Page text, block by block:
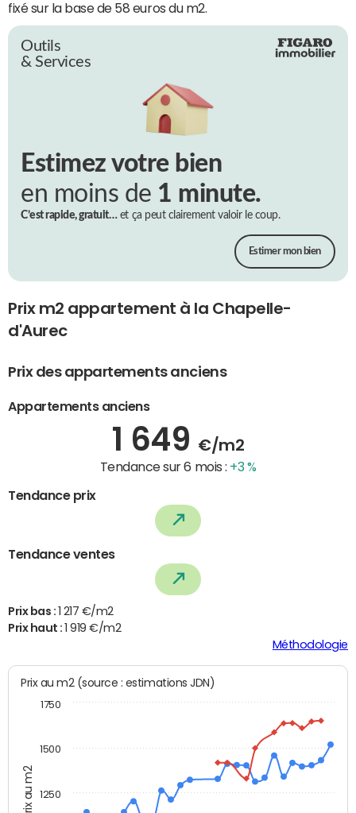
fixé sur la base de 58 euros du m2.
Outils
& Services
Estimez votre bien
en moins de 1 minute.
C’est rapide, gratuit…et ça peut clairement valoir le coup.
Estimer mon bien
Prix m2 appartement à la Chapelle-
d'Aurec
Prix des appartements anciens
Appartements anciens
1 649 €/m2
Tendance sur 6 mois : +3 %
Tendance prix
Tendance ventes
Prix bas : 1 217 €/m2
Prix haut :1 919 €/m2
Méthodologie
Prix au m2
Prix au m2 (source : estimations JDN)
1250
1500
1750